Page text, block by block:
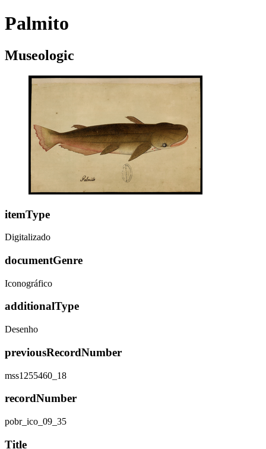
Palmito
Museologic
itemType
Digitalizado
documentGenre
Iconográfico
additionalType
Desenho
previousRecordNumber
mss1255460_18
recordNumber
pobr_ico_09_35
Title